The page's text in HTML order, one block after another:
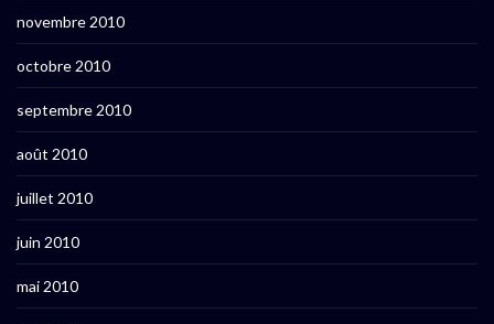
novembre 2010
octobre 2010
septembre 2010
août 2010
juillet 2010
juin 2010
mai 2010